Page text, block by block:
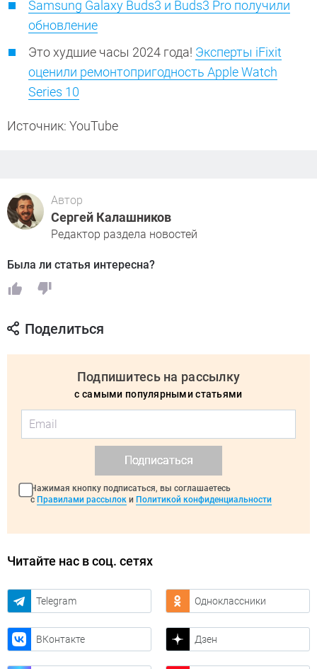
Samsung Galaxy Buds3 и Buds3 Pro получили
обновление
Это худшие часы 2024 года! Эксперты iFixit
оценили ремонтопригодность Apple Watch
Series 10
Источник: YouTube
Автор
Сергей Калашников
Редактор раздела новостей
Была ли статья интересна?
Поделиться
Подпишитесь на рассылку
с самыми популярными статьями
Подписаться
Нажимая кнопку подписаться, вы соглашаетесь
с Правилами рассылок и Политикой конфиденциальности
Читайте нас в соц. сетях
Telegram Одноклассники
ВКонтакте Дзен